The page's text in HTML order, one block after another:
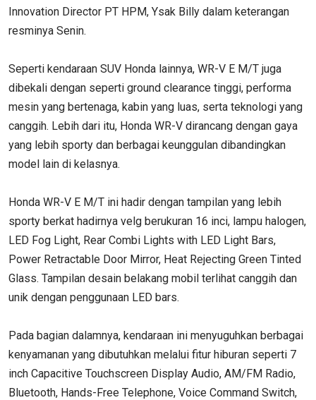
Innovation Director PT HPM, Ysak Billy dalam keterangan
resminya Senin.
Seperti kendaraan SUV Honda lainnya, WR-V E M/T juga
dibekali dengan seperti ground clearance tinggi, performa
mesin yang bertenaga, kabin yang luas, serta teknologi yang
canggih. Lebih dari itu, Honda WR-V dirancang dengan gaya
yang lebih sporty dan berbagai keunggulan dibandingkan
model lain di kelasnya.
Honda WR-V E M/T ini hadir dengan tampilan yang lebih
sporty berkat hadirnya velg berukuran 16 inci, lampu halogen,
LED Fog Light, Rear Combi Lights with LED Light Bars,
Power Retractable Door Mirror, Heat Rejecting Green Tinted
Glass. Tampilan desain belakang mobil terlihat canggih dan
unik dengan penggunaan LED bars.
Pada bagian dalamnya, kendaraan ini menyuguhkan berbagai
kenyamanan yang dibutuhkan melalui fitur hiburan seperti 7
inch Capacitive Touchscreen Display Audio, AM/FM Radio,
Bluetooth, Hands-Free Telephone, Voice Command Switch,